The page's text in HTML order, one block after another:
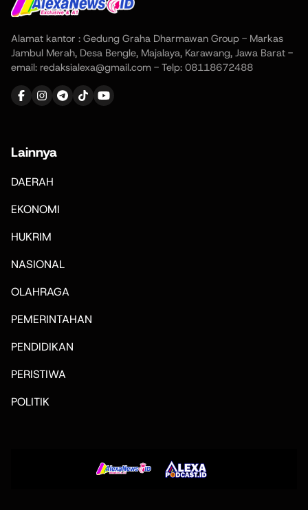
Alamat kantor : Gedung Graha Dharmawan Group - Markas
Jambul Merah, Desa Bengle, Majalaya, Karawang, Jawa Barat -
email: redaksialexa@gmail.com - Telp: 08118672488
Lainnya
DAERAH
EKONOMI
HUKRIM
NASIONAL
OLAHRAGA
PEMERINTAHAN
PENDIDIKAN
PERISTIWA
POLITIK